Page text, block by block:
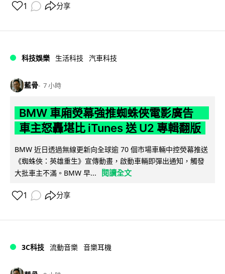
1 分享
科技娛樂 生活科技 汽車科技
藍骨 7 小時
BMW 車廂熒幕強推蜘蛛俠電影廣告
車主怒轟堪比 iTunes 送 U2 專輯翻版
BMW 近日透過無線更新向全球逾 70 個市場車輛中控熒幕推送
《蜘蛛俠：英雄重生》宣傳動畫，啟動車輛即彈出通知，觸發
大批車主不滿。BMW 早...
閱讀全文
1 分享
3C科技 流動音樂 音樂耳機